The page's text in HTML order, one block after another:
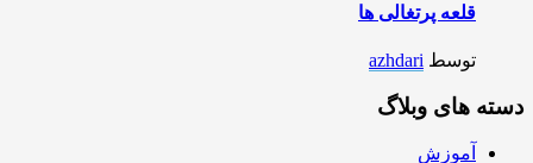
قلعه پرتغالی ها
توسط azhdari
دسته های وبلاگ
آموزش